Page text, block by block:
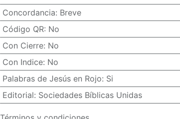
Concordancia: Breve
Código QR: No
Con Cierre: No
Con Indice: No
Palabras de Jesús en Rojo: Si
Editorial: Sociedades Bíblicas Unidas